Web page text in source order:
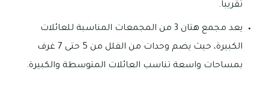
تقريباً.
يعد مجمع هتان 3 من المجمعات المناسبة للعائلات
الكبيرة، حيث يضم وحدات من الفلل من 5 حتى 7 غرف
بمساحات واسعة تناسب العائلات المتوسطة والكبيرة.